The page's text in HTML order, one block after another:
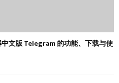
文版 Telegram 的功能、下载与使